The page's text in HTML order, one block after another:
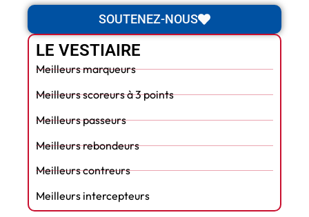
SOUTENEZ-NOUS
LE VESTIAIRE
Meilleurs marqueurs
Meilleurs scoreurs à 3 points
Meilleurs passeurs
Meilleurs rebondeurs
Meilleurs contreurs
Meilleurs intercepteurs